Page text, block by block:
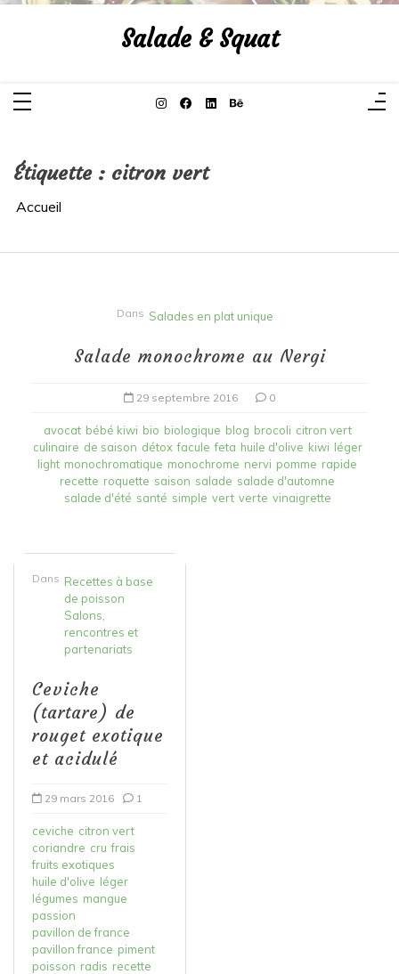
Aller
Salade & Squat
Étiquette : citron vert
Accueil
Dans Salades en plat unique
Salade monochrome au Nergi
29 septembre 2016 0
avocat bébé kiwi bio biologique blog brocoli citron vert
culinaire de saison détox facule feta huile d'olive kiwi léger
light monochromatique monochrome nervi pomme rapide
recette roquette saison salade salade d'automne
salade d'été santé simple vert verte vinaigrette
Dans Recettes à base
de poisson
Salons,
rencontres et
partenariats
Ceviche
(tartare) de
rouget exotique
et acidulé
29 mars 2016 1
ceviche citron vert
coriandre cru frais
fruits exotiques
huile d'olive léger
légumes mangue
passion
pavillon de france
pavillon france piment
poisson radis recette